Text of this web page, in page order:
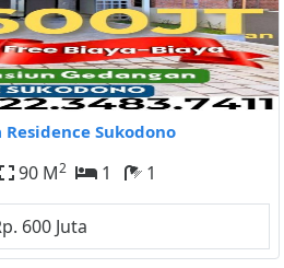
Residence Sukodono
90 M2 1 1
600 Juta